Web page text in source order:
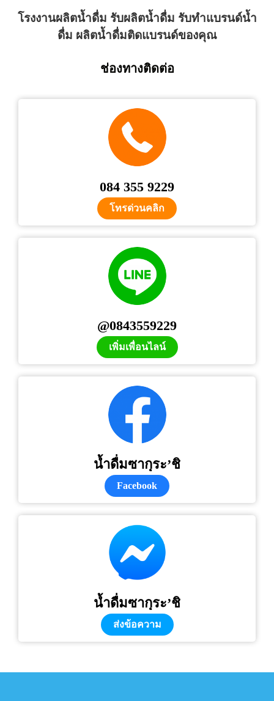
โรงงานผลิตน้ำดื่ม รับผลิตน้ำดื่ม รับทำแบรนด์น้ำ
ดื่ม ผลิตน้ำดื่มติดแบรนด์ของคุณ
ช่องทางติดต่อ
084 355 9229
โทรด่วนคลิก
@0843559229
เพิ่มเพื่อนไลน์
น้ำดื่มซากุระ’ชิ
Facebook
น้ำดื่มซากุระ’ชิ
ส่งข้อความ